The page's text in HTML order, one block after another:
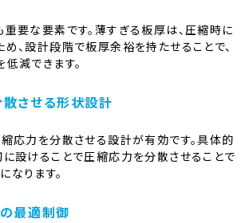
重要な要素です。薄すぎる板厚は、圧縮時に
、設計段階で板厚余裕を持たせることで、
減できます。
させる形状設計
縮応力を分散させる設計が有効です。具体的
に設けることで圧縮応力を分散させることで
なります。
最適制御